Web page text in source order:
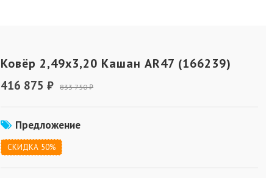
Ковёр 2,49х3,20 Кашан AR47 (166239)
416 875 ₽ 833 750 ₽
Предложение
СКИДКА 50%